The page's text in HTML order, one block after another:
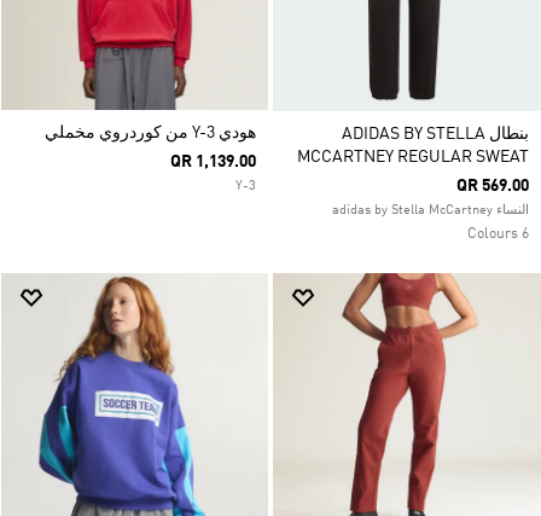
بنطال ADIDAS BY STELLA
MCCARTNEY REGULAR SWEAT
QR 569.00
النساء adidas by Stella McCartney
6 Colours
هودي Y-3 من كوردروي مخملي
QR 1,139.00
Y-3